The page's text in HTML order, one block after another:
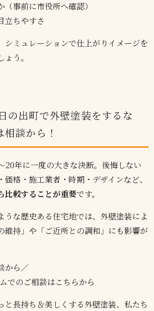
事前に市役所へ確認）
立ちやすさ
シミュレーションで仕上がりイメージを
う。
の出町で外壁塗装をするな
談から！
20年に一度の大きな決断。後悔しない
価格・施工業者・時期・デザインなど、
比較することが重要です。
うな歴史ある住宅地では、外壁塗装によ
維持」や「ご近所との調和」にも影響が
から／
でのご相談はこちらから
と長持ち＆美しくする外壁塗装、私たち